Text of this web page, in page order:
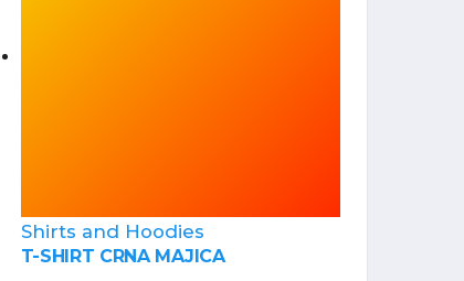
Shirts and Hoodies
T-SHIRT CRNA MAJICA